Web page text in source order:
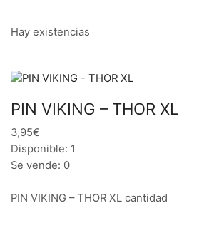
Hay existencias
PIN VIKING – THOR XL
3,95€
Disponible: 1
Se vende: 0
PIN VIKING – THOR XL cantidad